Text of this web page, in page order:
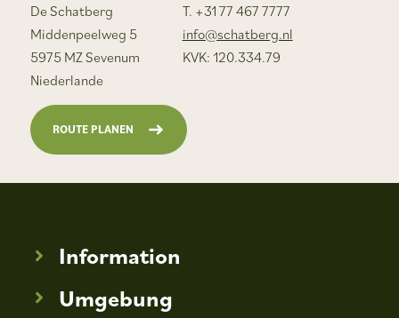
Information
Umgebung
De Schatberg
Middenpeelweg 5
5975 MZ Sevenum
Niederlande
T. +31 77 467 7777
info@schatberg.nl
KVK: 120.334.79
ROUTE PLANEN